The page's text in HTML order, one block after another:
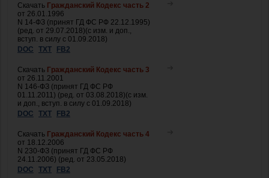
Скачать Гражданский Кодекс часть 2
от 26.01.1996
N 14-ФЗ (принят ГД ФС РФ 22.12.1995)
(ред. от 29.07.2018)(с изм. и доп.,
вступ. в силу с 01.09.2018)
DOC
TXT FB2
Скачать Гражданский Кодекс часть 3
от 26.11.2001
N 146-ФЗ (принят ГД ФС РФ
01.11.2011) (ред. от 03.08.2018)(с изм.
и доп., вступ. в силу с 01.09.2018)
DOC
TXT FB2
Скачать Гражданский Кодекс часть 4
от 18.12.2006
N 230-ФЗ (принят ГД ФС РФ
24.11.2006) (ред. от 23.05.2018)
DOC
TXT FB2